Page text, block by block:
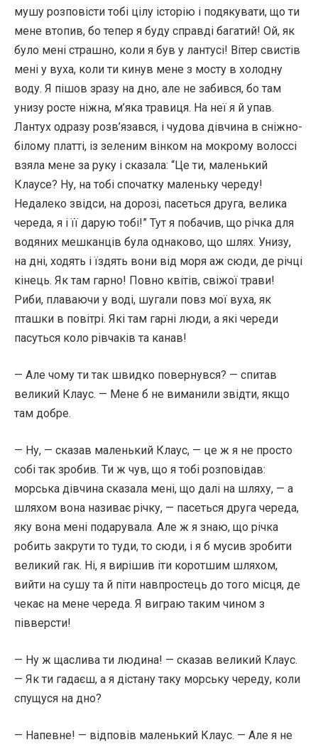
мушу розповісти тобі цілу історію і подякувати, що ти
мене втопив, бо тепер я буду справді багатий! Ой, як
було мені страшно, коли я був у лантусі! Вітер свистів
мені у вуха, коли ти кинув мене з мосту в холодну
воду. Я пішов зразу на дно, але не забився, бо там
унизу росте ніжна, м’яка травиця. На неї я й упав.
Лантух одразу розв’язався, і чудова дівчина в сніжно-
білому платті, із зеленим вінком на мокрому волоссі
взяла мене за руку і сказала: “Це ти, маленький
Клаусе? Ну, на тобі спочатку маленьку череду!
Недалеко звідси, на дорозі, пасеться друга, велика
череда, я і її дарую тобі!” Тут я побачив, що річка для
водяних мешканців була однаково, що шлях. Унизу,
на дні, ходять і їздять вони від моря аж сюди, де річці
кінець. Як там гарно! Повно квітів, свіжої трави!
Риби, плаваючи у воді, шугали повз мої вуха, як
пташки в повітрі. Які там гарні люди, а які череди
пасуться коло рівчаків та канав!
— Але чому ти так швидко повернувся? — спитав
великий Клаус. — Мене б не виманили звідти, якщо
там добре.
— Ну, — сказав маленький Клаус, — це ж я не просто
собі так зробив. Ти ж чув, що я тобі розповідав:
морська дівчина сказала мені, що далі на шляху, — а
шляхом вона називає річку, — пасеться друга череда,
яку вона мені подарувала. Але ж я знаю, що річка
робить закрути то туди, то сюди, і я б мусив зробити
великий гак. Ні, я вирішив іти коротшим шляхом,
вийти на сушу та й піти навпростець до того місця, де
чекає на мене череда. Я виграю таким чином з
півверсти!
— Ну ж щаслива ти людина! — сказав великий Клаус.
— Як ти гадаєш, а я дістану таку морську череду, коли
спущуся на дно?
— Напевне! — відповів маленький Клаус. — Але я не